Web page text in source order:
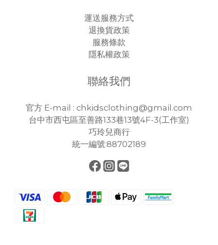
運送服務方式
退換貨政策
服務條款
隱私權政策
聯絡我們
官方 E-mail : chkidsclothing@gmail.com
台中市西屯區至善路133巷13號4F-3(工作室)
巧玲兒商行
統一編號:88702189